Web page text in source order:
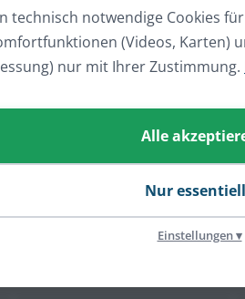
technisch notwendige Cookies
(Videos, Karten)
nur mit Ihrer Zustimmung.
Alle
Nur
Einstellungen ▾